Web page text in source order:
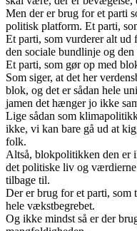
Men der er brug for et parti
politisk platform. Et parti,
Et parti, som vurderer alt ud
den sociale bundlinje og
Et parti, som gør op med
Som siger, at det her
blok, og det er sådan hele
jamen det hænger jo ikke
Lige sådan som
ikke, vi kan bare gå ud at
folk.
Altså, blokpolitikken den er
det politiske liv og
tilbage til.
Der er brug for et parti, som
hele vækstbegrebet.
Og ikke mindst så er der